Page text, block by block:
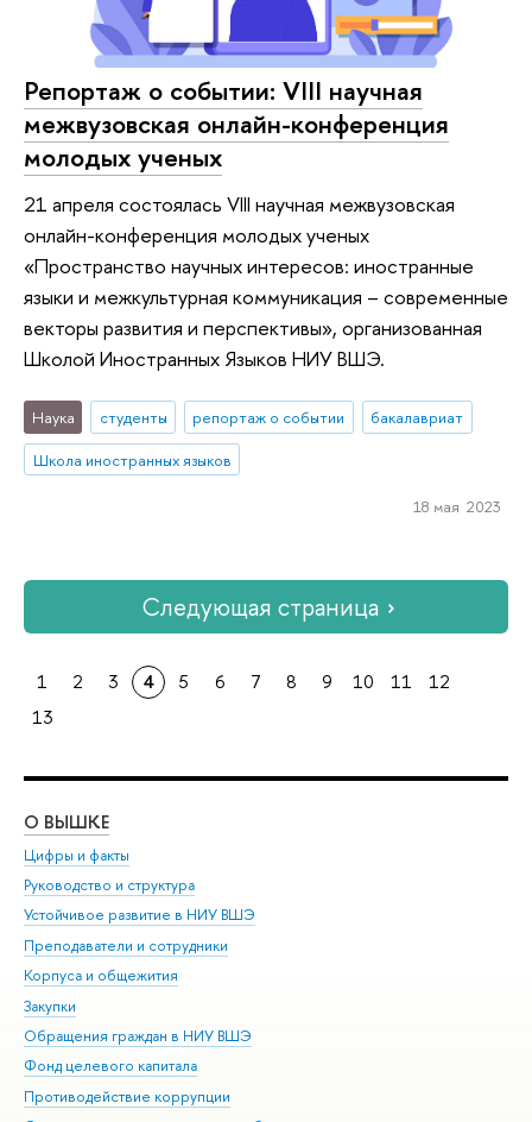
Репортаж о событии: VIII научная
межвузовская онлайн-конференция
молодых ученых
21 апреля состоялась VIII научная межвузовская
онлайн-конференция молодых ученых
«Пространство научных интересов: иностранные
языки и межкультурная коммуникация – современные
векторы развития и перспективы», организованная
Школой Иностранных Языков НИУ ВШЭ.
Наука студенты репортаж о событии
бакалавриат
Школа иностранных языков
18 мая 2023
Следующая страница
1 2 3 4 5 6 7 8 9 10 11
12
13
О ВЫШКЕ
Цифры и факты
Руководство и структура
Устойчивое развитие в НИУ ВШЭ
Преподаватели и сотрудники
Корпуса и общежития
Закупки
Обращения граждан в НИУ ВШЭ
Фонд целевого капитала
Противодействие коррупции